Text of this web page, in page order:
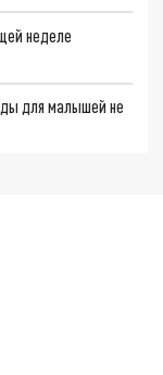
неделе
для малышей не